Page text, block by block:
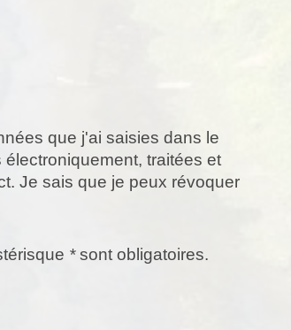
que j'ai saisies dans le
traitées et
Je sais que je peux révoquer
*sont obligatoires.